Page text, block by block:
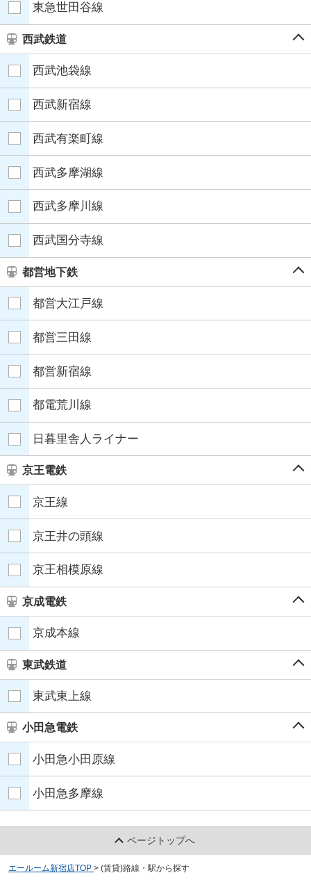
東急世田谷線
西武鉄道
西武池袋線
西武新宿線
西武有楽町線
西武多摩湖線
西武多摩川線
西武国分寺線
都営地下鉄
都営大江戸線
都営三田線
都営新宿線
都電荒川線
日暮里舎人ライナー
京王電鉄
京王線
京王井の頭線
京王相模原線
京成電鉄
京成本線
東武鉄道
東武東上線
小田急電鉄
小田急小田原線
小田急多摩線
ページトップへ
エールーム新宿店TOP > (賃貸)路線・駅から探す